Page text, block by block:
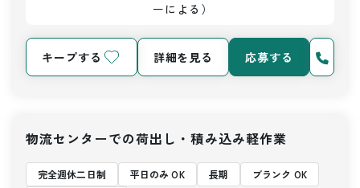
ーによる）
キープする 詳細を見る 応募する
物流センターでの荷出し・積み込み軽作業
完全週休二日制 平日のみ OK 長期
ブランク OK